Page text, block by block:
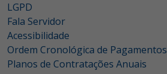
LGPD
Fala Servidor
Acessibilidade
Ordem Cronológica de Pagamentos
Planos de Contratações Anuais